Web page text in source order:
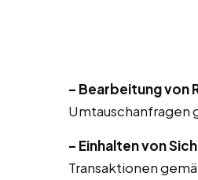
– Bearbeitung von
Umtauschanfragen
– Einhalten von
Transaktionen